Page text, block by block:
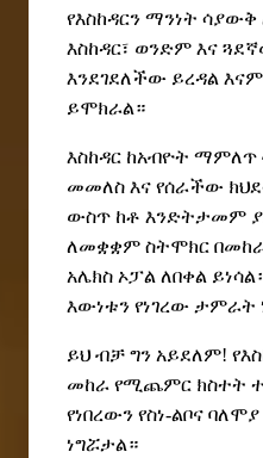
የእስከዳርን ማንነት
እስከዳር፣ ወንድም እና
እንደገደለችው ይረዳል
ይሞክራል።
እስከዳር ከአብዮት
መመለስ እና የሰራችው
ውስጥ ከቶ እንድትታመም
ለመቋቋም ስትሞክር
አሌክስ ኦፓል ለበቀል
እውነቱን የነገረው
ይህ ብቻ ግን አይደለም!
መከራ የሚጨምር ክስተት
የነበረውን የስነ-ልቦና
ነግሯታል።